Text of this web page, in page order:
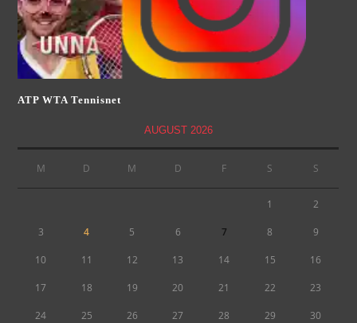
ATP WTA Tennisnet
AUGUST 2026
M D M D F S S
1 2
3 4 5 6 7 8 9
10 11 12 13 14 15 16
17 18 19 20 21 22 23
24 25 26 27 28 29 30